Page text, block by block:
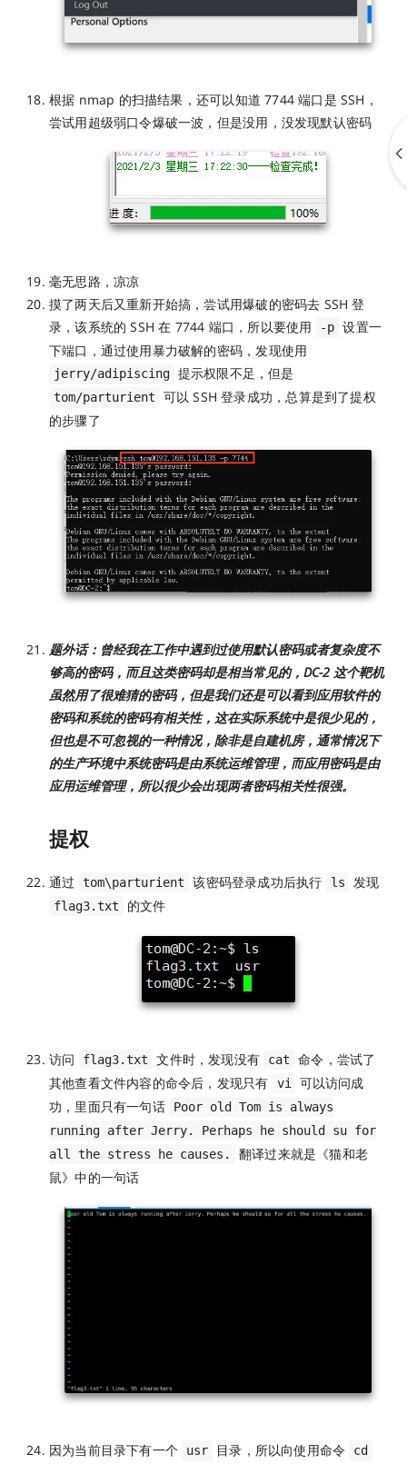
根据 nmap 的扫描结果，还可以知道 7744 端口是 SSH，
尝试用超级弱口令爆破一波，但是没用，没发现默认密码
毫无思路，凉凉
摸了两天后又重新开始搞，尝试用爆破的密码去 SSH 登
录，该系统的 SSH 在 7744 端口，所以要使用
-p 设置一
下端口，通过使用暴力破解的密码，发现使用
jerry/adipiscing 提示权限不足，但是
tom/parturient
可以 SSH 登录成功，总算是到了提权
的步骤了
题外话：曾经我在工作中遇到过使用默认密码或者复杂度不
够高的密码，而且这类密码却是相当常见的，DC-2 这个靶机
虽然用了很难猜的密码，但是我们还是可以看到应用软件的
密码和系统的密码有相关性，这在实际系统中是很少见的，
但也是不可忽视的一种情况，除非是自建机房，通常情况下
的生产环境中系统密码是由系统运维管理，而应用密码是由
应用运维管理，所以很少会出现两者密码相关性很强。
提权
通过 tom\parturient 该密码登录成功后执行 ls 发现
flag3.txt 的文件
访问 flag3.txt 文件时，发现没有 cat
命令，尝试了
其他查看文件内容的命令后，发现只有
vi 可以访问成
功，里面只有一句话
Poor old Tom is always
running after Jerry. Perhaps he should su for
all the stress he causes.
翻译过来就是《猫和老
鼠》中的一句话
因为当前目录下有一个 usr 目录，所以向使用命令 cd